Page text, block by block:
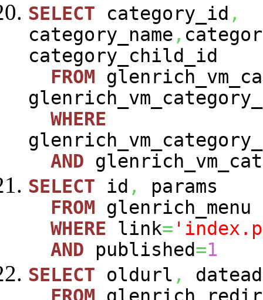
SELECT category_id ,
category_name ,
category_child_id
FROM
WHERE
AND
SELECT id ,
params
FROM glenrich_menu
WHERE link=
AND published=1
SELECT oldurl ,